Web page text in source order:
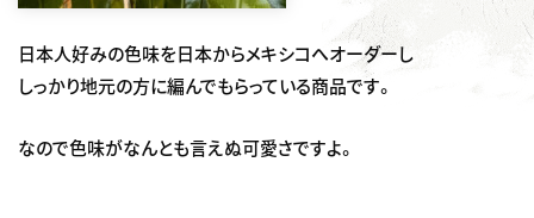
日本人好みの色味を日本からメキシコへオーダーし
しっかり地元の方に編んでもらっている商品です。
なので色味がなんとも言えぬ可愛さですよ。